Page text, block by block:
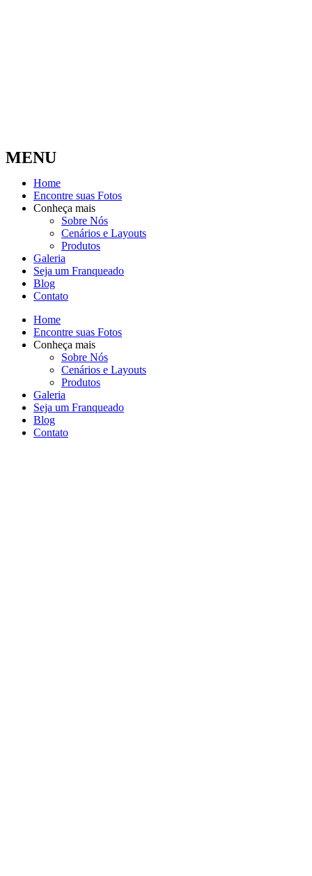
MENU
Home
Encontre suas Fotos
Conheça mais
Sobre Nós
Cenários e Layouts
Produtos
Galeria
Seja um Franqueado
Blog
Contato
Home
Encontre suas Fotos
Conheça mais
Sobre Nós
Cenários e Layouts
Produtos
Galeria
Seja um Franqueado
Blog
Contato